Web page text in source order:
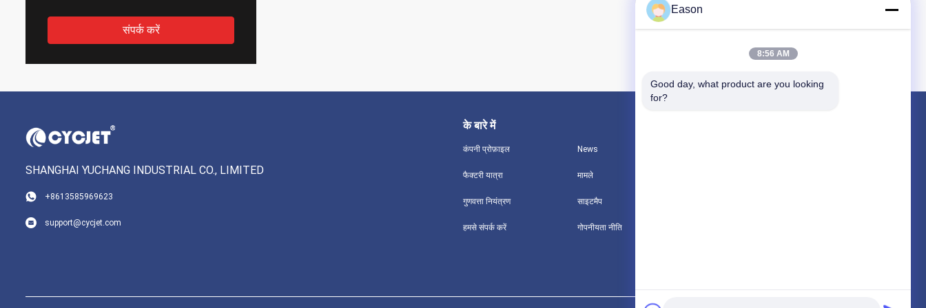
संपर्क करें
SHANGHAI YUCHANG INDUSTRIAL CO., LIMITED
+8613585969623
support@cycjet.com
के बारे में
कंपनी प्रोफ़ाइल
फैक्टरी यात्रा
गुणवत्ता नियंत्रण
हमसे संपर्क करें
News
मामले
साइटमैप
गोपनीयता नीति
Eason
8:56 AM
Good day, what product are you looking
for?